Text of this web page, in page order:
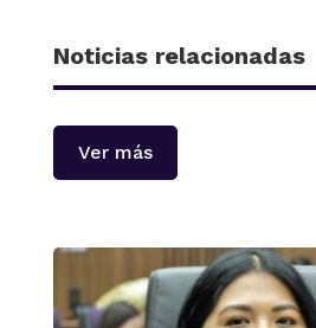
Noticias relacionadas
Ver más